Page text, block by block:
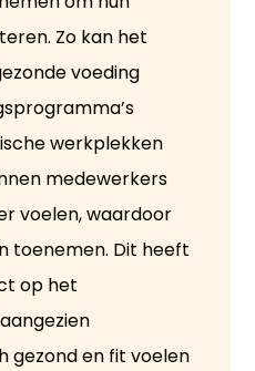
Zo kan het
voeding
werkplekken
medewerkers
voelen, waardoor
toenemen. Dit heeft
op het
gezond en fit voelen